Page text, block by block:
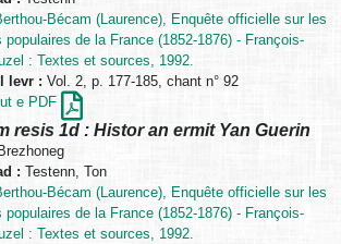
Bécam (Laurence), Enquête officielle sur les
populaires de la France (1852-1876) - François-
: Textes et sources, 1992.
levr : Vol. 2, p. 177-185, chant n° 92
e PDF
resis 1d : Histor an ermit Yan Guerin
: Testenn, Ton
Bécam (Laurence), Enquête officielle sur les
populaires de la France (1852-1876) - François-
: Textes et sources, 1992.